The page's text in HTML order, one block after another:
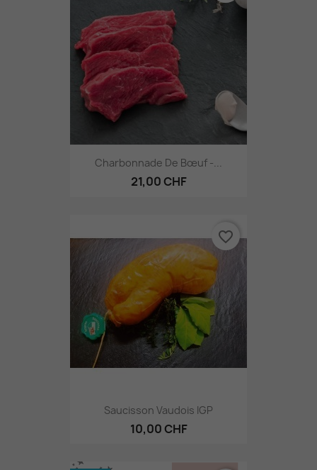
Charbonnade De Bœuf -...
21,00 CHF
Saucisson Vaudois IGP
10,00 CHF
favorite_border